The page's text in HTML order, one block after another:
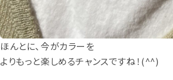
ほんとに、今がカラーを
よりもっと楽しめるチャンスですね！(^^)